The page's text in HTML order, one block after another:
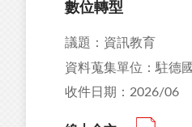
數位轉型
議題：資訊教育
資料蒐集單位：駐德
收件日期：2026/06